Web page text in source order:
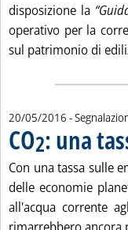
disposizione la
operativo per la
sul patrimonio di
20/05/2016 -
CO2: una
Con una tassa sulle
delle economie
all'acqua corrente